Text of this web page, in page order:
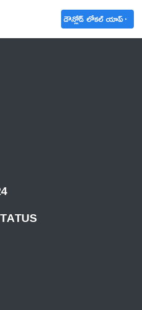
డౌన్లోడ్ లోకల్ యాప్